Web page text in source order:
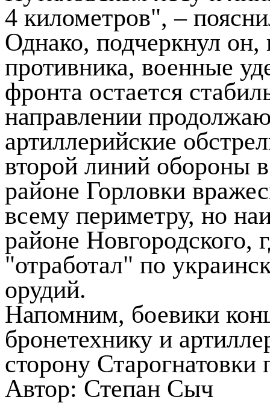
4 километров", –
Однако, подчеркнул
противника, военные
фронта остается
направлении
артиллерийские
второй линий обороны
районе Горловки
всему периметру, но
районе Новгородского,
"отработал" по
орудий.
Напомним, боевики
бронетехнику и
сторону Старогнатовки
Автор: Степан Сыч